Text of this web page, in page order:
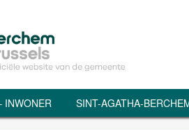
INWONER SINT-AGATHA-